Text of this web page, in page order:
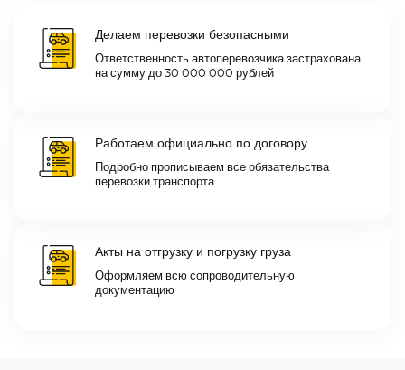
Делаем перевозки безопасными
Ответственность автоперевозчика застрахована
на сумму до 30 000 000 рублей
Работаем официально по договору
Подробно прописываем все обязательства
перевозки транспорта
Акты на отгрузку и погрузку груза
Оформляем всю сопроводительную
документацию